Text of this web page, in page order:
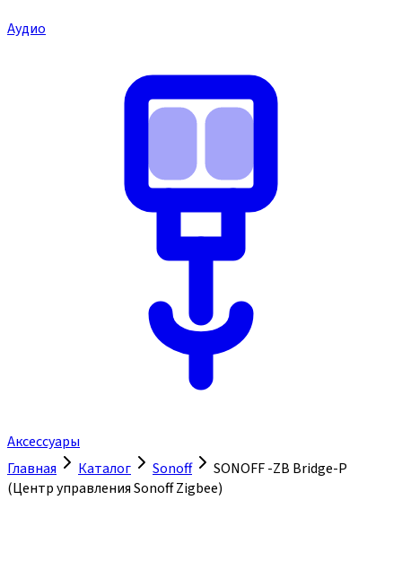
Аудио
Аксессуары
Главная
Каталог Sonoff
SONOFF -ZB Bridge-P
(Центр управления Sonoff Zigbee)